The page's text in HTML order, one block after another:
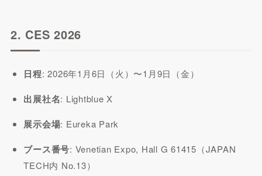
2. CES 2026
日程: 2026年1月6日（火）〜1月9日（金）
出展社名: Lightblue X
展示会場: Eureka Park
ブース番号: Venetian Expo, Hall G 61415（JAPAN
TECH内 No.13）